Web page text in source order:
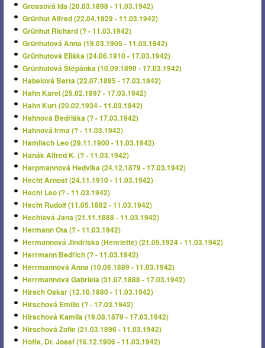
Grossová Ida (20.03.1898 - 11.03.1942)
Grünhut Alfred (22.04.1929 - 11.03.1942)
Grünhut Richard (? - 11.03.1942)
Grünhutová Anna (19.03.1905 - 11.03.1942)
Grünhutová Eliška (24.06.1910 - 17.03.1942)
Grünhutová Štěpánka (10.09.1890 - 17.03.1942)
Habelová Berta (22.07.1895 - 17.03.1942)
Hahn Karel (25.02.1897 - 17.03.1942)
Hahn Kurt (20.02.1934 - 11.03.1942)
Hahnová Bedřiška (? - 17.03.1942)
Hahnová Irma (? - 11.03.1942)
Hamlisch Leo (29.11.1900 - 11.03.1942)
Hanák Alfred K. (? - 11.03.1942)
Harpmannová Hedvika (24.12.1879 - 17.03.1942)
Hecht Arnošt (24.11.1910 - 11.03.1942)
Hecht Leo (? - 11.03.1942)
Hecht Rudolf (11.05.1882 - 11.03.1942)
Hechtová Jana (21.11.1888 - 11.03.1942)
Hermann Ota (? - 11.03.1942)
Hermannová Jindřiška (Henriette) (21.05.1924 - 11.03.1942)
Herrmann Bedřich (? - 11.03.1942)
Herrmannová Anna (10.06.1889 - 11.03.1942)
Herrmannová Gabriela (31.07.1888 - 17.03.1942)
Hirsch Oskar (12.10.1880 - 11.03.1942)
Hirschová Emilie (? - 17.03.1942)
Hirschová Kamila (19.08.1879 - 17.03.1942)
Hirschová Žofie (21.03.1896 - 11.03.1942)
Hoffe, Dr. Josef (16.12.1906 - 11.03.1942)